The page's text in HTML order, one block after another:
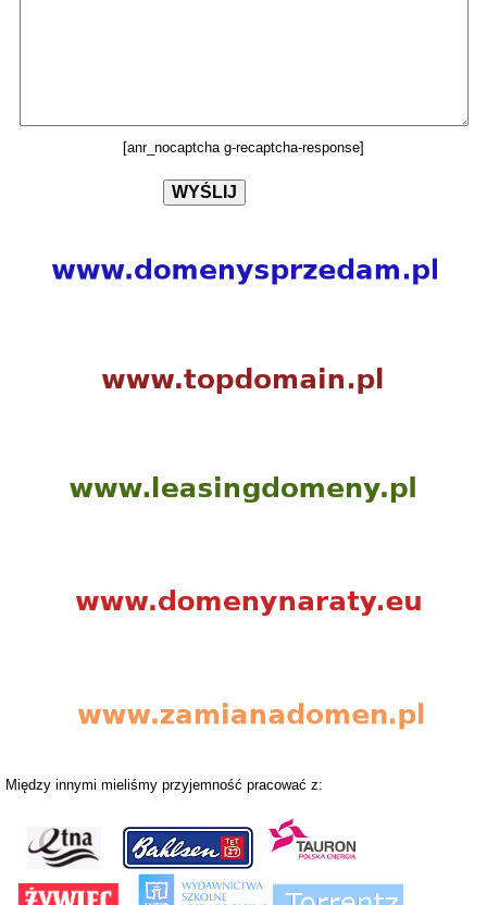
[anr_nocaptcha g-recaptcha-response]
Między innymi mieliśmy przyjemność pracować z: